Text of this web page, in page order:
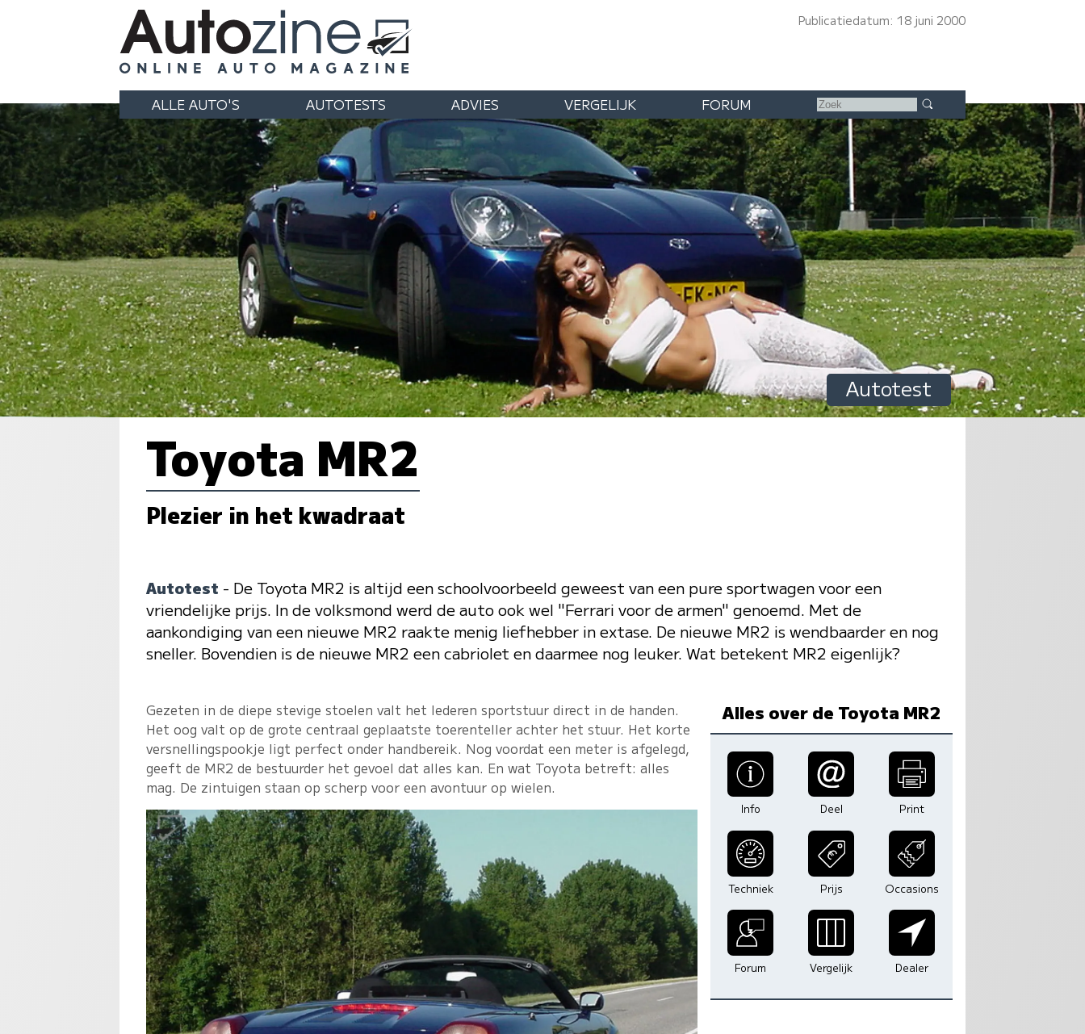
Publicatiedatum: 18 juni 2000
ALLE AUTO'S AUTOTESTS ADVIES VERGELIJK FORUM
Autotest
Toyota MR2
Plezier in het kwadraat
Autotest - De Toyota MR2 is altijd een schoolvoorbeeld geweest van een pure sportwagen voor een
vriendelijke prijs. In de volksmond werd de auto ook wel "Ferrari voor de armen" genoemd. Met de
aankondiging van een nieuwe MR2 raakte menig liefhebber in extase. De nieuwe MR2 is wendbaarder en nog
sneller. Bovendien is de nieuwe MR2 een cabriolet en daarmee nog leuker. Wat betekent MR2 eigenlijk?
Gezeten in de diepe stevige stoelen valt het lederen sportstuur direct in de handen.
Het oog valt op de grote centraal geplaatste toerenteller achter het stuur. Het korte
versnellingspookje ligt perfect onder handbereik. Nog voordat een meter is afgelegd,
geeft de MR2 de bestuurder het gevoel dat alles kan. En wat Toyota betreft: alles
mag. De zintuigen staan op scherp voor een avontuur op wielen.
Alles over de Toyota MR2
Info Deel Print
Techniek Prijs Occasions
Forum Vergelijk Dealer